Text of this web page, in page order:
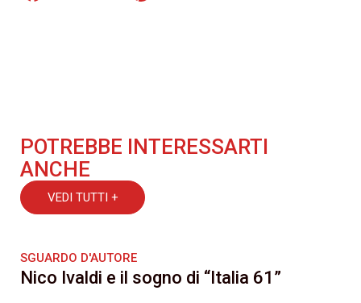
POTREBBE INTERESSARTI
ANCHE
VEDI TUTTI +
SGUARDO D'AUTORE
Nico Ivaldi e il sogno di “Italia 61”